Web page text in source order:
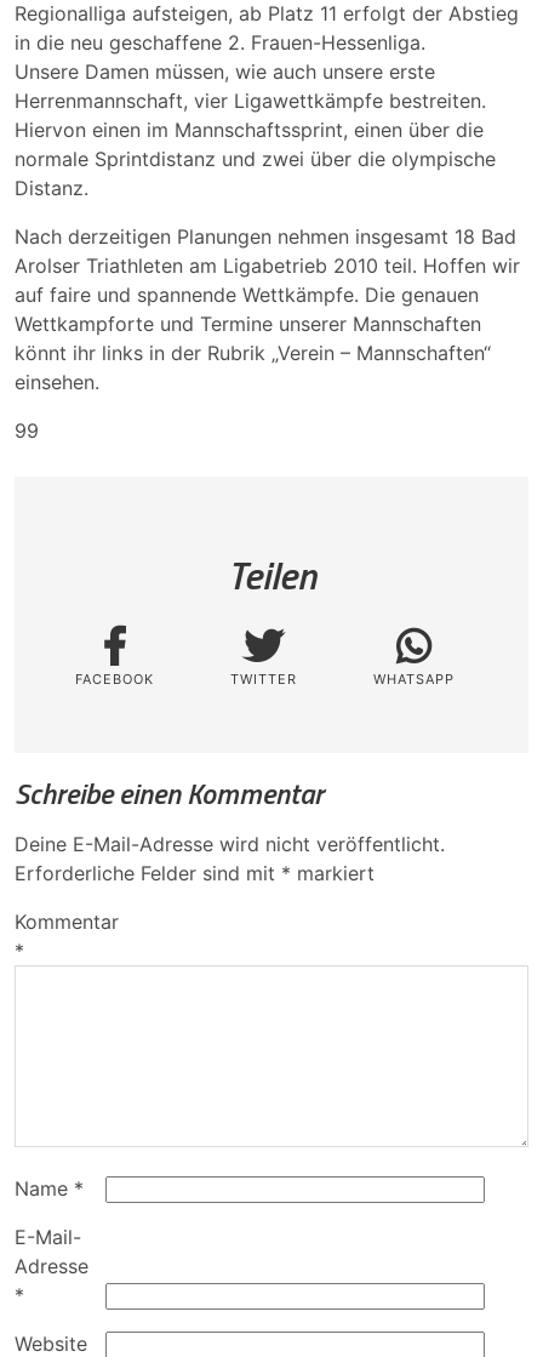
Regionalliga aufsteigen, ab Platz 11 erfolgt der Abstieg
in die neu geschaffene 2. Frauen-Hessenliga.
Unsere Damen müssen, wie auch unsere erste
Herrenmannschaft, vier Ligawettkämpfe bestreiten.
Hiervon einen im Mannschaftssprint, einen über die
normale Sprintdistanz und zwei über die olympische
Distanz.
Nach derzeitigen Planungen nehmen insgesamt 18 Bad
Arolser Triathleten am Ligabetrieb 2010 teil. Hoffen wir
auf faire und spannende Wettkämpfe. Die genauen
Wettkampforte und Termine unserer Mannschaften
könnt ihr links in der Rubrik „Verein – Mannschaften“
einsehen.
99
Teilen
FACEBOOK TWITTER WHATSAPP
Schreibe einen Kommentar
Deine E-Mail-Adresse wird nicht veröffentlicht.
Erforderliche Felder sind mit * markiert
Kommentar
*
Name *
E-Mail-
Adresse
*
Website